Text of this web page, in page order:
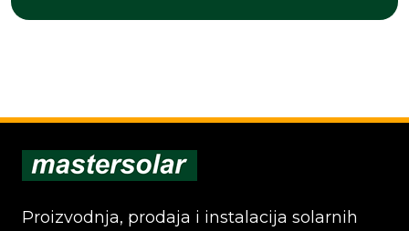
Proizvodnja, prodaja i instalacija solarnih